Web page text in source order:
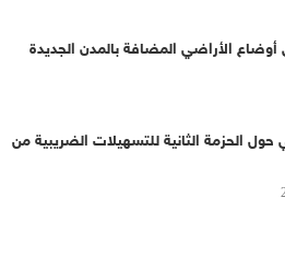
الأراضي المضافة بالمدن الجديدة
حول الحزمة الثانية للتسهيلات الضريبية من